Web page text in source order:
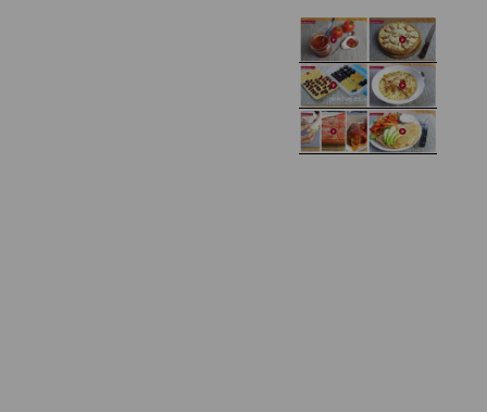
Domowy ketchup (bez
cukru)
Tarta francuska z
cebulą i pomidorem
Domowe żelki
Zupa kurkowa z
selerem i pietruszką